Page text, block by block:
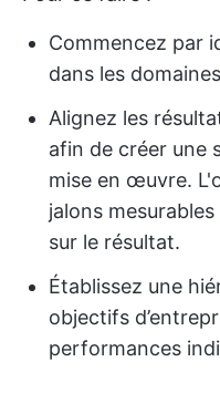
Commencez par
dans les
Alignez les
afin de créer une
mise en œuvre.
jalons
sur le résultat.
Établissez une
objectifs
performances